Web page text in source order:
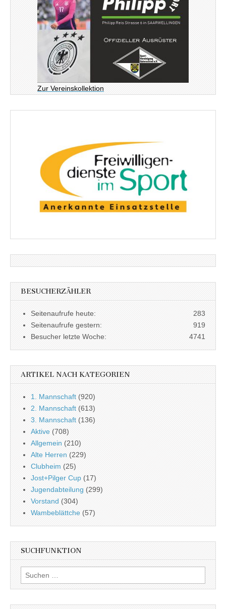
Zur Vereinskollektion
BESUCHERZÄHLER
283
Seitenaufrufe heute:
919
Seitenaufrufe gestern:
4741
Besucher letzte Woche:
ARTIKEL NACH KATEGORIEN
1. Mannschaft (920)
2. Mannschaft (613)
3. Mannschaft (136)
Aktive (708)
Allgemein (210)
Alte Herren (229)
Clubheim (25)
Jost+Pilger Cup (17)
Jugendabteilung (299)
Vorstand (304)
Wambeblättche (57)
SUCHFUNKTION
Suchen
nach: